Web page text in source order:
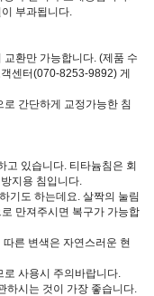
부과됩니다.
환만 가능합니다. (제품 수
센터(070-8253-9892) 게
간단하게 교정가능한 침
고 있습니다. 티타늄침은 회
지용 침입니다.
기도 하는데요. 살짝의 눌림
만져주시면 복구가 가능합
른 변색은 자연스러운 현
사용시 주의바랍니다.
하시는 것이 가장 좋습니다.